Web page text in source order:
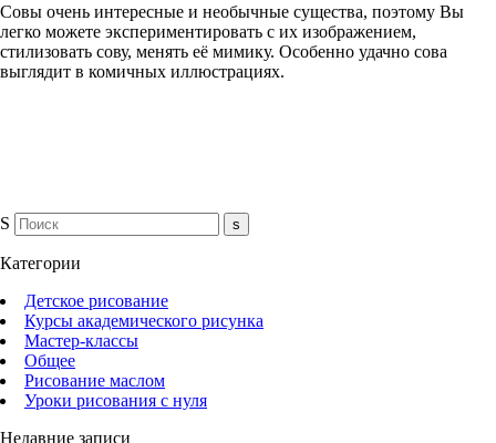
Совы очень интересные и необычные существа, поэтому Вы
легко можете экспериментировать с их изображением,
стилизовать сову, менять её мимику. Особенно удачно сова
выглядит в комичных иллюстрациях.
S
Категории
Детское рисование
Курсы академического рисунка
Мастер-классы
Общее
Рисование маслом
Уроки рисования с нуля
Недавние записи